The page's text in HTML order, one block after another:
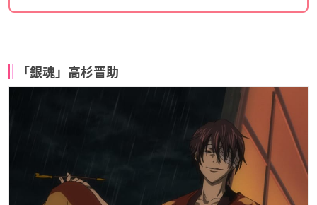
「銀魂」高杉晋助